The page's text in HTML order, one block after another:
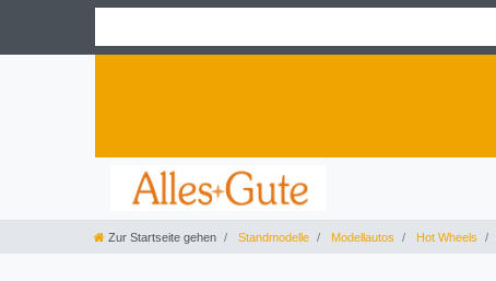
Zur Startseite gehen Standmodelle Modellautos Hot Wheels